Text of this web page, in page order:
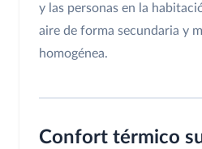
y las personas en la
aire de forma secundaria y
homogénea.
Confort térmico